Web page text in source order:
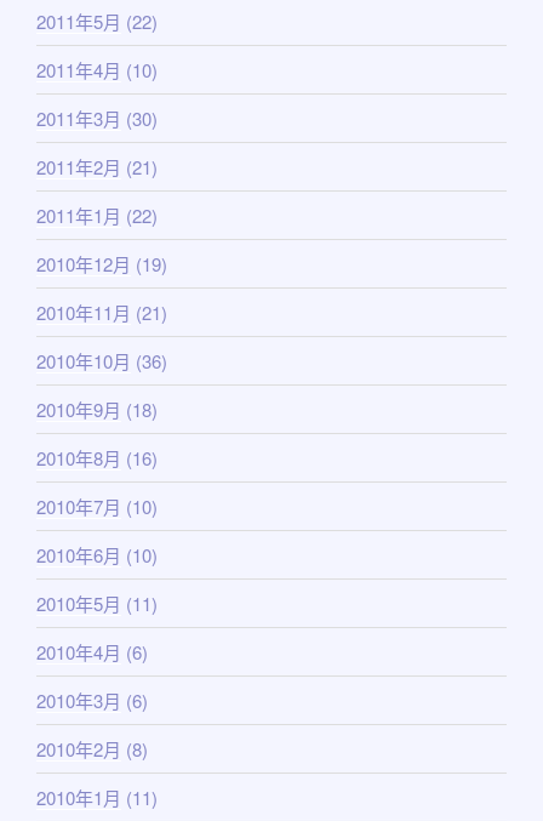
2011年5月 (22)
2011年4月 (10)
2011年3月 (30)
2011年2月 (21)
2011年1月 (22)
2010年12月 (19)
2010年11月 (21)
2010年10月 (36)
2010年9月 (18)
2010年8月 (16)
2010年7月 (10)
2010年6月 (10)
2010年5月 (11)
2010年4月 (6)
2010年3月 (6)
2010年2月 (8)
2010年1月 (11)